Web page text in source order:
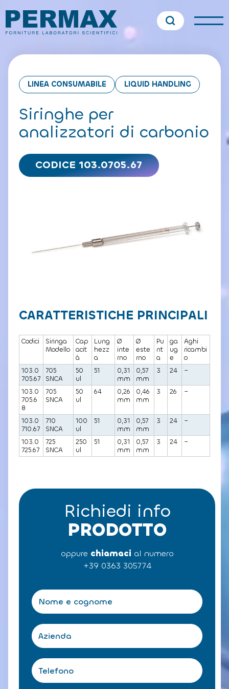
LINEA CONSUMABILE LIQUID HANDLING
Siringhe per
analizzatori di carbonio
CODICE 103.0705.67
CARATTERISTICHE PRINCIPALI
Codici
Siringa
Modello
Cap
acit
à
Lung
hezz
a
Ø
inte
rno
Ø
este
rno
Pu
nt
a
ga
ug
e
Aghi
ricambi
o
103.0
705.67
705
SNCA
50
ul
51
0,31
mm
0,57
mm
3 24 –
103.0
705.6
8
705
SNCA
50
ul
64
0,26
mm
0,46
mm
3 26 –
103.0
710.67
710
SNCA
100
ul
51
0,31
mm
0,57
mm
3 24 –
103.0
725.67
725
SNCA
250
ul
51
0,31
mm
0,57
mm
3 24 –
Richiedi info
PRODOTTO
oppure chiamaci al numero
+39 0363 305774
N
o
m
e
e
c
g
n
A
z
e
n
d
T
e